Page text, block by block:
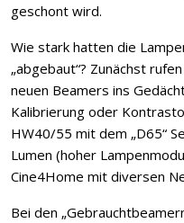
geschont wird.
Wie stark hatten die
„abgebaut“? Zunächst
neuen Beamers ins
Kalibrierung oder
HW40/55 mit dem „D65“
Lumen (hoher
Cine4Home mit diversen
Bei den